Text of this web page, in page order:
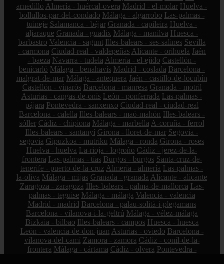
arnedillo Almería - huércal-overa Madrid - el-molar Huelva -
bollullos-par-del-condado Málaga - algarrobo Las-palmas -
tuineje Salamanca - béjar Granada - capileira Huelva -
aljaraque Granada - guadix Málaga - manilva Huesca -
barbastro Valencia - sagunt Illes-balears - ses-salines Sevilla
- carmona Ciudad-real - valdepeñas Alicante - orihuela Jaén
- baeza Navarra - tudela Almería - el-ejido Castellón -
benicarló Málaga - benahavís Madrid - coslada Barcelona -
malgrat-de-mar Málaga - antequera Jaén - castillo-de-locubín
Castellón - vinaròs Barcelona - manresa Granada - motril
Asturias - cangas-de-onís León - ponferrada Las-palmas -
pájara Pontevedra - sanxenxo Ciudad-real - ciudad-real
Barcelona - calella Illes-balears - maó-mahón Illes-balears -
sóller Cádiz - chipiona Málaga - marbella A-coruña - ferrol
Illes-balears - santanyí Girona - lloret-de-mar Segovia -
segovia Gipuzkoa - mutriku Málaga - ronda Girona - roses
Huelva - huelva La-rioja - logroño Cádiz - jerez-de-la-
frontera Las-palmas - tías Burgos - burgos Santa-cruz-de-
tenerife - puerto-de-la-cruz Almería - almería Las-palmas -
la-oliva Málaga - mijas Granada - granada Alicante - alicante
Zaragoza - zaragoza Illes-balears - palma-de-mallorca Las-
palmas - teguise Málaga - málaga Valencia - valencia
Madrid - madrid Barcelona - palau-solità-i-plegamans
Barcelona - vilanova-i-la-geltrú Málaga - vélez-málaga
Bizkaia - bilbao Illes-balears - campos Huesca - huesca
León - valencia-de-don-juan Asturias - oviedo Barcelona -
vilanova-del-camí Zamora - zamora Cádiz - conil-de-la-
frontera Málaga - cártama Cádiz - olvera Pontevedra -